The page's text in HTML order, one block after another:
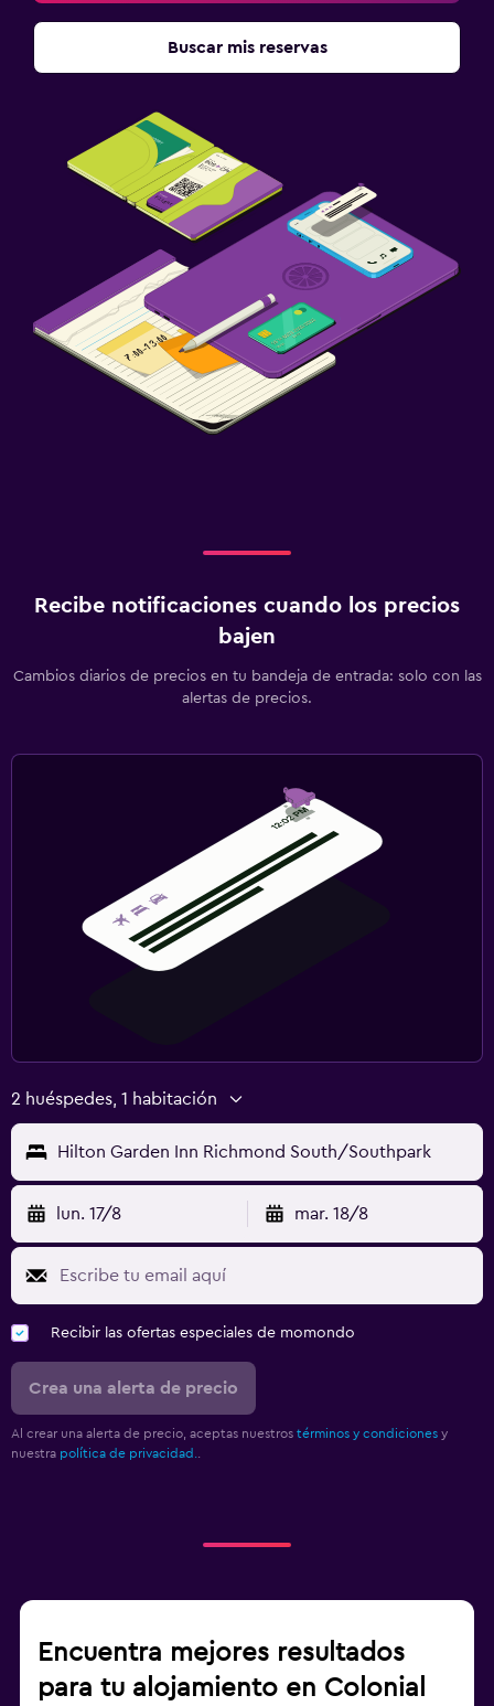
Buscar mis reservas
Recibe notificaciones cuando los precios
bajen
Cambios diarios de precios en tu bandeja de entrada: solo con las
alertas de precios.
2 huéspedes, 1 habitación
Hilton Garden Inn Richmond South/Southpark
lun. 17/8 mar. 18/8
Recibir las ofertas especiales de momondo
Crea una alerta de precio
Al crear una alerta de precio, aceptas nuestros términos y condiciones y
nuestra política de privacidad.
Encuentra mejores resultados
para tu alojamiento en Colonial